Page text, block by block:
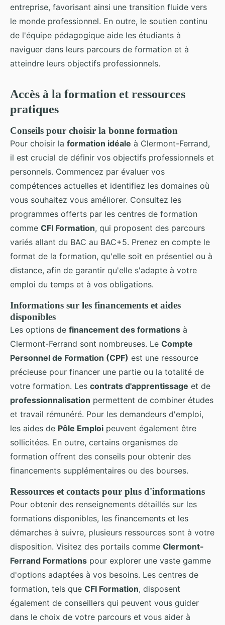
entreprise, favorisant ainsi une transition fluide vers
le monde professionnel. En outre, le soutien continu
de l'équipe pédagogique aide les étudiants à
naviguer dans leurs parcours de formation et à
atteindre leurs objectifs professionnels.
Accès à la formation et ressources
pratiques
Conseils pour choisir la bonne formation
Pour choisir la formation idéale à Clermont-Ferrand,
il est crucial de définir vos objectifs professionnels et
personnels. Commencez par évaluer vos
compétences actuelles et identifiez les domaines où
vous souhaitez vous améliorer. Consultez les
programmes offerts par les centres de formation
comme CFI Formation, qui proposent des parcours
variés allant du BAC au BAC+5. Prenez en compte le
format de la formation, qu'elle soit en présentiel ou à
distance, afin de garantir qu'elle s'adapte à votre
emploi du temps et à vos obligations.
Informations sur les financements et aides
disponibles
Les options de financement des formations à
Clermont-Ferrand sont nombreuses. Le Compte
Personnel de Formation (CPF) est une ressource
précieuse pour financer une partie ou la totalité de
votre formation. Les contrats d'apprentissage et de
professionnalisation permettent de combiner études
et travail rémunéré. Pour les demandeurs d'emploi,
les aides de Pôle Emploi peuvent également être
sollicitées. En outre, certains organismes de
formation offrent des conseils pour obtenir des
financements supplémentaires ou des bourses.
Ressources et contacts pour plus d'informations
Pour obtenir des renseignements détaillés sur les
formations disponibles, les financements et les
démarches à suivre, plusieurs ressources sont à votre
disposition. Visitez des portails comme Clermont-
Ferrand Formations pour explorer une vaste gamme
d'options adaptées à vos besoins. Les centres de
formation, tels que CFI Formation, disposent
également de conseillers qui peuvent vous guider
dans le choix de votre parcours et vous aider à